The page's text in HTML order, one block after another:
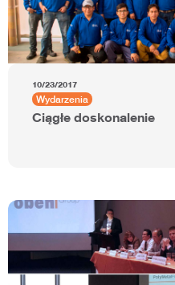
10/23/2017
Wydarzenia
Ciągłe doskonalenie